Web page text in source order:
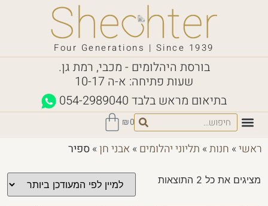
Four Generations | Since 1939
בורסת היהלומים - מכבי, רמת גן.
שעות פתיחה: א-ה 10-17
בתיאום מראש בלבד 054-2989040
₪0
ראשי» חנות» תליוני יהלומים » אבני חן»ספיר
מציגים את כל ⁦2⁩ התוצאות